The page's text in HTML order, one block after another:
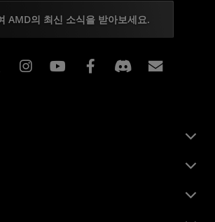
AMD의 최신 소식을 받아보세요.
Instagram Facebook